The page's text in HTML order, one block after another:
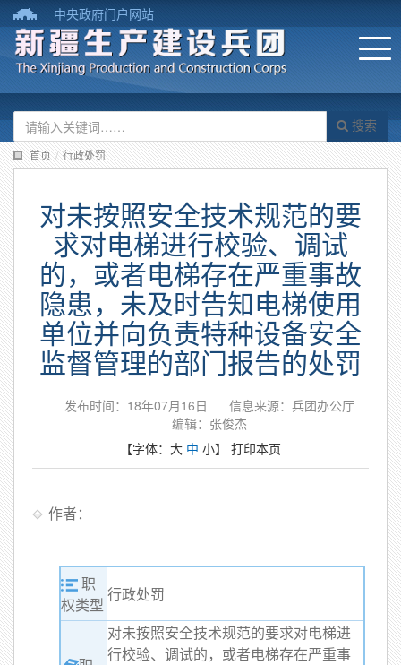
中央政府门户网站
搜索
首页 / 行政处罚
对未按照安全技术规范的要
求对电梯进行校验、调试
的，或者电梯存在严重事故
隐患，未及时告知电梯使用
单位并向负责特种设备安全
监督管理的部门报告的处罚
发布时间：18年07月16日
信息来源：兵团办公厅
编辑：张俊杰
【字体： 大 中 小】 打印本页
作者：
职
权类型
行政处罚
对未按照安全技术规范的要求对电梯进
行校验、调试的，或者电梯存在严重事